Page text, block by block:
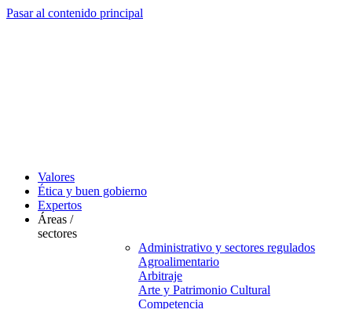
Pasar al contenido principal
Valores
Ética y buen gobierno
Expertos
Áreas /
sectores
Administrativo y sectores regulados
Agroalimentario
Arbitraje
Arte y Patrimonio Cultural
Competencia